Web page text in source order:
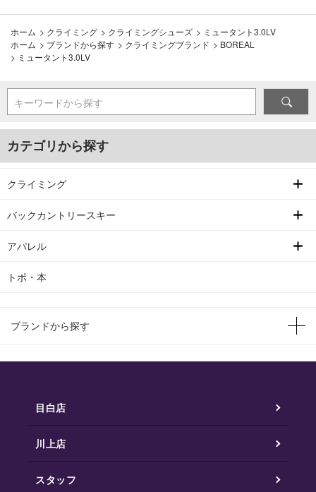
ホーム > クライミング > クライミングシューズ > ミュータント3.0LV
ホーム > ブランドから探す > クライミングブランド > BOREAL
> ミュータント3.0LV
キーワードから探す
カテゴリから探す
クライミング
バックカントリースキー
アパレル
トポ・本
ブランドから探す
目白店
川上店
スタッフ